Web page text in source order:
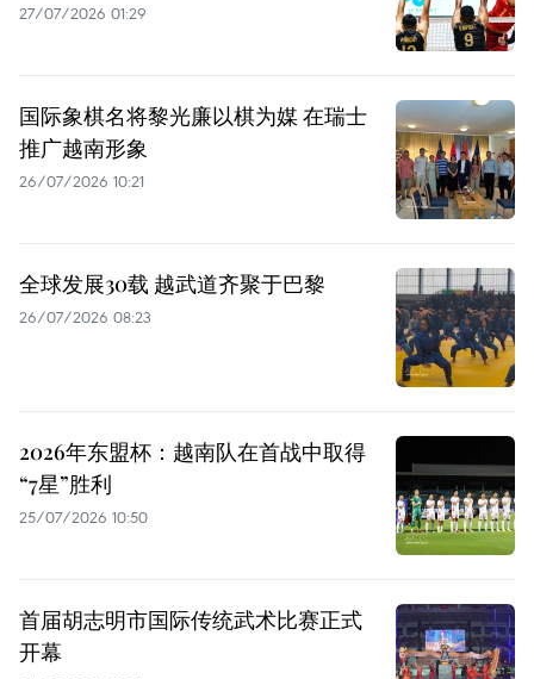
27/07/2026 01:29
国际象棋名将黎光廉以棋为媒 在瑞士
推广越南形象
26/07/2026 10:21
全球发展30载 越武道齐聚于巴黎
26/07/2026 08:23
2026年东盟杯：越南队在首战中取得
“7星”胜利
25/07/2026 10:50
首届胡志明市国际传统武术比赛正式
开幕